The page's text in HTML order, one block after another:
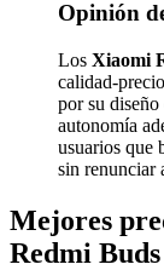
Opinión
Los Xiaomi
calidad-
por su
autonomía
usuarios que
sin renunciar
Mejores
Redmi